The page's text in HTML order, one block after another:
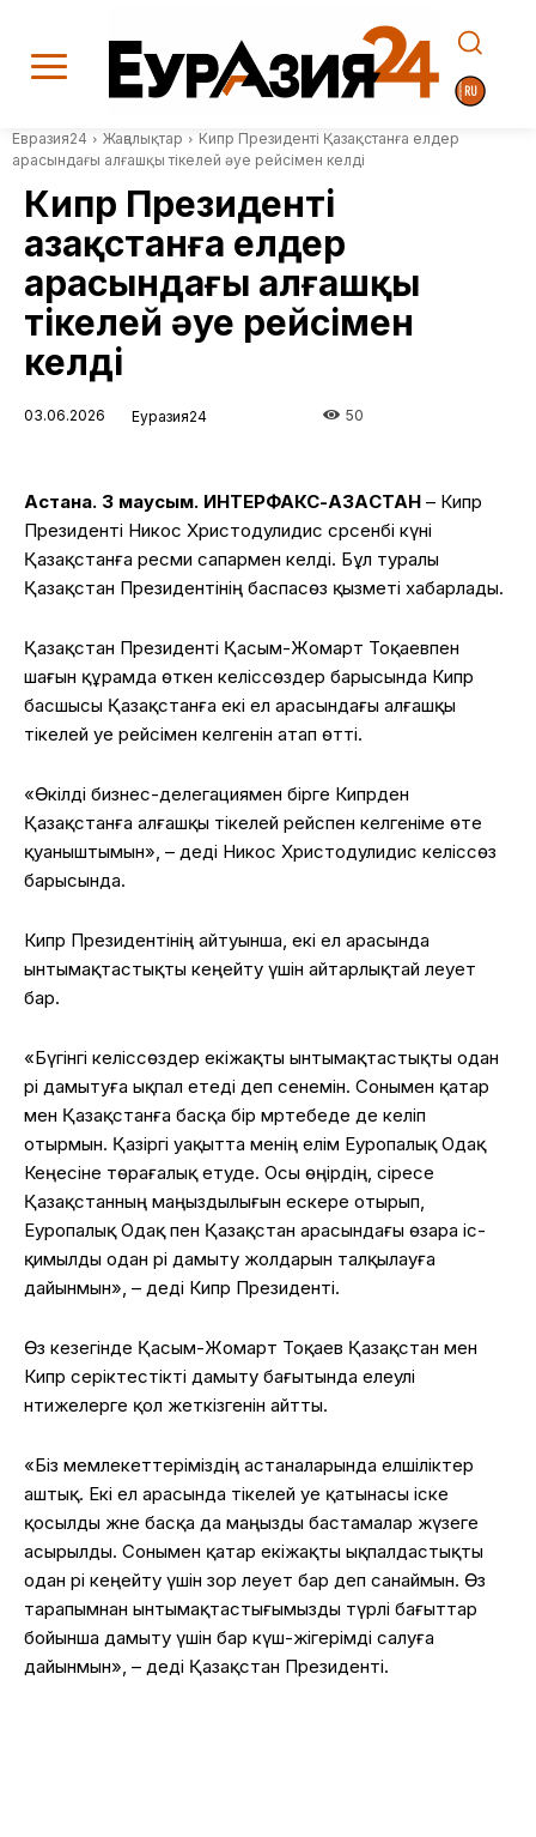
Евразия24 Жаңалықтар
Кипр Президенті Қазақстанға елдер
арасындағы алғашқы тікелей әуе рейсімен келді
Кипр Президенті
Қазақстанға елдер
арасындағы алғашқы
тікелей әуе рейсімен
келді
03.06.2026 Еуразия24 50
Астана. 3 маусым. ИНТЕРФАКС-ҚАЗАҚСТАН – Кипр
Президенті Никос Христодулидис сәрсенбі күні
Қазақстанға ресми сапармен келді. Бұл туралы
Қазақстан Президентінің баспасөз қызметі хабарлады.
Қазақстан Президенті Қасым-Жомарт Тоқаевпен
шағын құрамда өткен келіссөздер барысында Кипр
басшысы Қазақстанға екі ел арасындағы алғашқы
тікелей әуе рейсімен келгенін атап өтті.
«Өкілді бизнес-делегациямен бірге Кипрден
Қазақстанға алғашқы тікелей рейспен келгеніме өте
қуаныштымын», – деді Никос Христодулидис келіссөз
барысында.
Кипр Президентінің айтуынша, екі ел арасында
ынтымақтастықты кеңейту үшін айтарлықтай әлеует
бар.
«Бүгінгі келіссөздер екіжақты ынтымақтастықты одан
әрі дамытуға ықпал етеді деп сенемін. Сонымен қатар
мен Қазақстанға басқа бір мәртебеде де келіп
отырмын. Қазіргі уақытта менің елім Еуропалық Одақ
Кеңесіне төрағалық етуде. Осы өңірдің, әсіресе
Қазақстанның маңыздылығын ескере отырып,
Еуропалық Одақ пен Қазақстан арасындағы өзара іс-
қимылды одан әрі дамыту жолдарын талқылауға
дайынмын», – деді Кипр Президенті.
Өз кезегінде Қасым-Жомарт Тоқаев Қазақстан мен
Кипр серіктестікті дамыту бағытында елеулі
нәтижелерге қол жеткізгенін айтты.
«Біз мемлекеттеріміздің астаналарында елшіліктер
аштық. Екі ел арасында тікелей әуе қатынасы іске
қосылды және басқа да маңызды бастамалар жүзеге
асырылды. Сонымен қатар екіжақты ықпалдастықты
одан әрі кеңейту үшін зор әлеует бар деп санаймын. Өз
тарапымнан ынтымақтастығымызды түрлі бағыттар
бойынша дамыту үшін бар күш-жігерімді салуға
дайынмын», – деді Қазақстан Президенті.